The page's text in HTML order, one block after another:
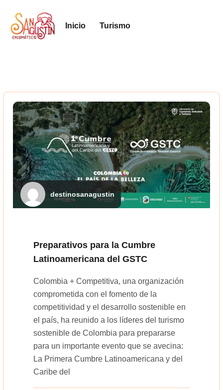
Inicio Turismo
destinosanagustin
Preparativos para la Cumbre
Latinoamericana del GSTC
Colombia + Competitiva, una organización
comprometida con el fomento de la
competitividad y el desarrollo sostenible en
el país, ha reunido a los líderes del turismo
sostenible de Colombia para prepararse
para un importante evento que se avecina:
La Primera Cumbre Latinoamericana y del
Caribe del